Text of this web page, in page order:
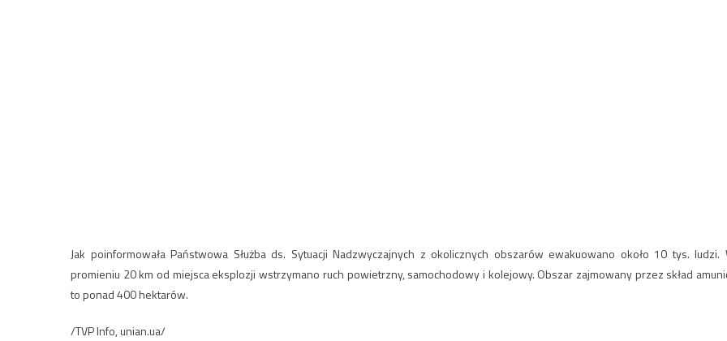
Jak poinformowała Państwowa Służba ds. Sytuacji Nadzwyczajnych z okolicznych obszarów ewakuowano około 10 tys. ludzi.
promieniu 20 km od miejsca eksplozji wstrzymano ruch powietrzny, samochodowy i kolejowy. Obszar zajmowany przez skład
to ponad 400 hektarów.
/TVP Info, unian.ua/